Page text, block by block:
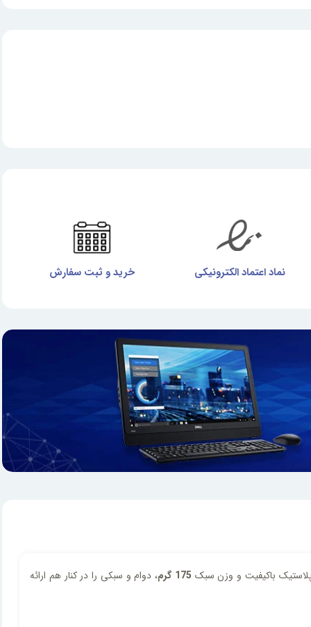
نماد اعتماد الکترونیکی خرید و ثبت سفارش
پلاستیک باکیفیت و وزن سبک 175 گرم
، دوام و سبکی را در کنار هم ارائه